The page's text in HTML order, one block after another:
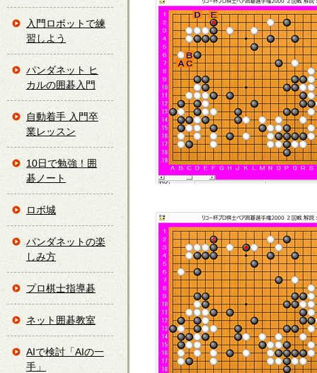
入門ロボットで練
習しよう
パンダネット ヒ
カルの囲碁入門
自動着手 入門卒
業レッスン
10日で勉強！囲
碁ノート
ロボ城
パンダネットの楽
しみ方
プロ棋士指導碁
ネット囲碁教室
AIで検討「AIの一
手」